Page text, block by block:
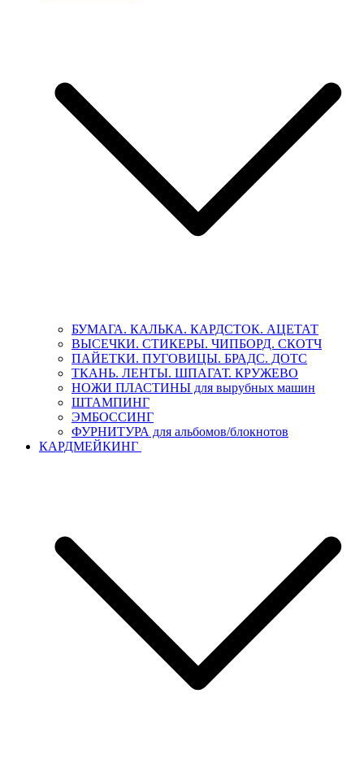
БУМАГА. КАЛЬКА. КАРДСТОК. АЦЕТАТ
ВЫСЕЧКИ. СТИКЕРЫ. ЧИПБОРД. СКОТЧ
ПАЙЕТКИ. ПУГОВИЦЫ. БРАДС. ДОТС
ТКАНЬ. ЛЕНТЫ. ШПАГАТ. КРУЖЕВО
НОЖИ ПЛАСТИНЫ для вырубных машин
ШТАМПИНГ
ЭМБОССИНГ
ФУРНИТУРА для альбомов/блокнотов
КАРДМЕЙКИНГ